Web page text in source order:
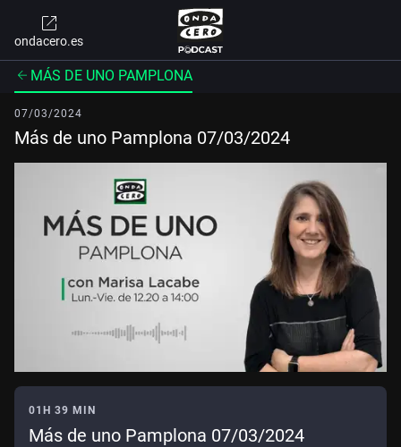
ondacero.es
MÁS DE UNO PAMPLONA
07/03/2024
Más de uno Pamplona 07/03/2024
01H 39 MIN
Más de uno Pamplona 07/03/2024